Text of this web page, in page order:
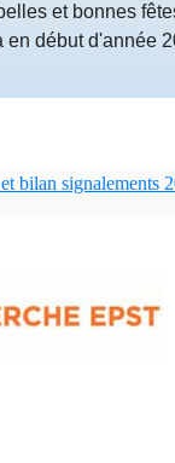
et bonnes
en début d'année
bilan signalements